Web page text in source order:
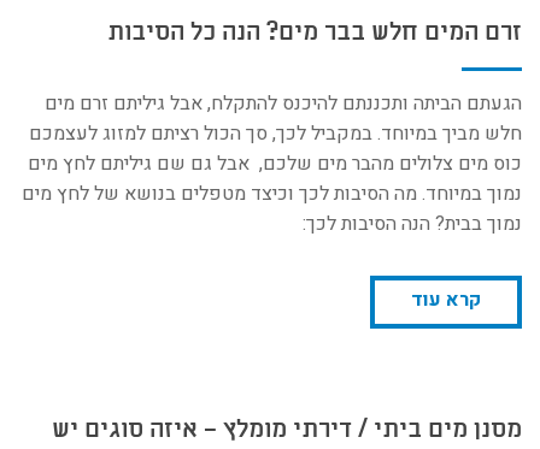
זרם המים חלש בבר מים? הנה כל הסיבות
הגעתם הביתה ותכננתם להיכנס להתקלח, אבל גיליתם זרם מים
חלש מביך במיוחד. במקביל לכך, סך הכול רציתם למזוג לעצמכם
כוס מים צלולים מהבר מים שלכם, אבל גם שם גיליתם לחץ מים
נמוך במיוחד. מה הסיבות לכך וכיצד מטפלים בנושא של לחץ מים
נמוך בבית? הנה הסיבות לכך:
קרא עוד
מסנן מים ביתי / דירתי מומלץ – איזה סוגים יש